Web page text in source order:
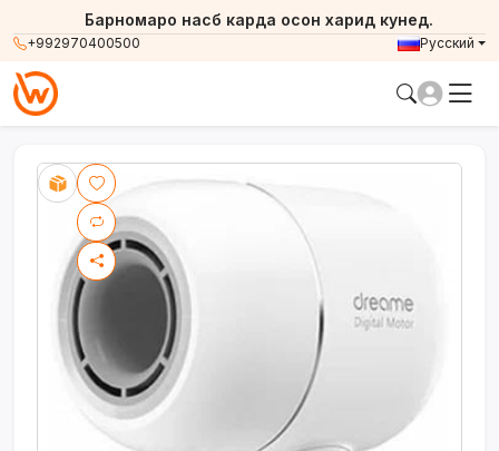
+992970400500
Барномаро насб карда осон харид кунед.
Русский